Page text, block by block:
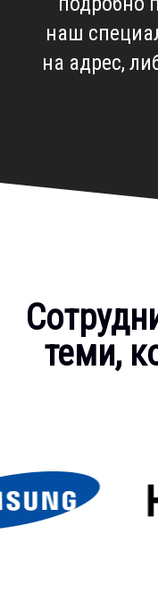
наш
на адрес,
теми,